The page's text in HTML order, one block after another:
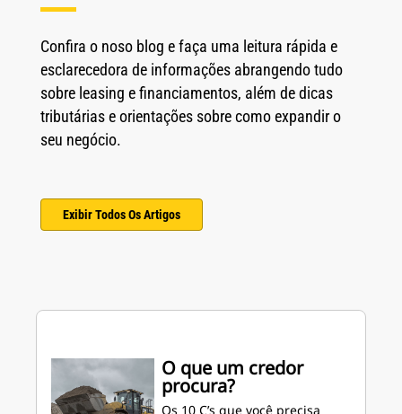
Confira o noso blog e faça uma leitura rápida e
esclarecedora de informações abrangendo tudo
sobre leasing e financiamentos, além de dicas
tributárias e orientações sobre como expandir o
seu negócio.
Exibir Todos Os Artigos
O que um credor
procura?
Os 10 C’s que você precisa